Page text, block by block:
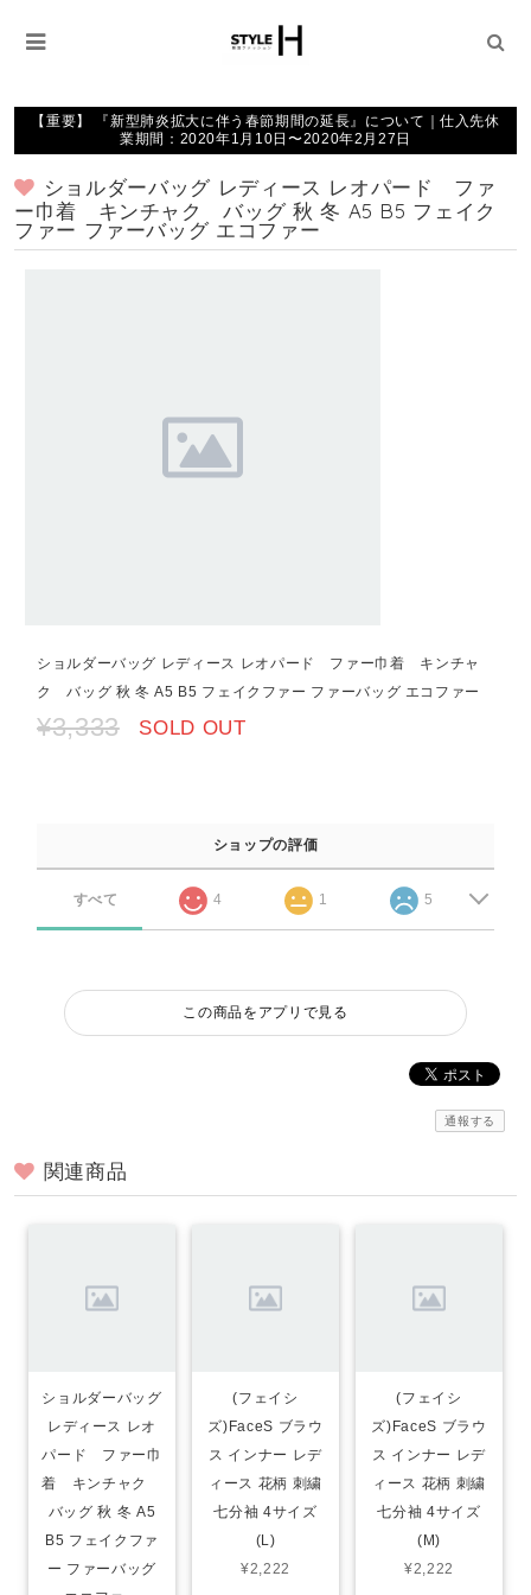
【重要】 『新型肺炎拡大に伴う春節期間の延長』について｜仕入先休
業期間：2020年1月10日〜2020年2月27日
ショルダーバッグ レディース レオパード ファ
ー巾着 キンチャク バッグ 秋 冬 A5 B5 フェイク
ファー ファーバッグ エコファー
ショルダーバッグ レディース レオパード ファー巾着 キンチャ
ク バッグ 秋 冬 A5 B5 フェイクファー ファーバッグ エコファー
¥3,333 SOLD OUT
ショップの評価
すべて 4 1 5
この商品をアプリで見る
通報する
関連商品
ショルダーバッグ
レディース レオ
パード ファー巾
着 キンチャク
バッグ 秋 冬 A5
B5 フェイクファ
ー ファーバッグ
(フェイシ
ズ)FaceS ブラウ
ス インナー レデ
ィース 花柄 刺繍
七分袖 4サイズ
(L)
¥2,222
(フェイシ
ズ)FaceS ブラウ
ス インナー レデ
ィース 花柄 刺繍
七分袖 4サイズ
(M)
¥2,222